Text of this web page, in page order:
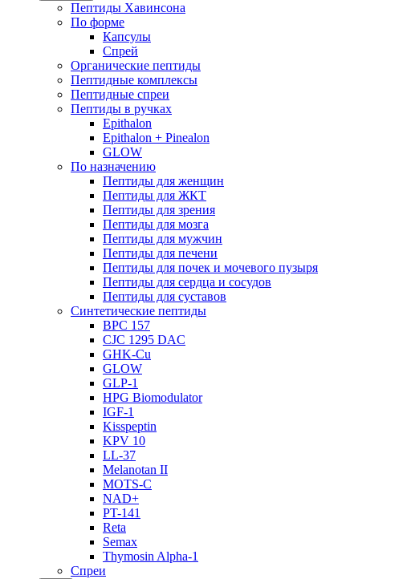
Пептиды Хавинсона
По форме
Капсулы
Спрей
Органические пептиды
Пептидные комплексы
Пептидные спреи
Пептиды в ручках
Epithalon
Epithalon + Pinealon
GLOW
По назначению
Пептиды для женщин
Пептиды для ЖКТ
Пептиды для зрения
Пептиды для мозга
Пептиды для мужчин
Пептиды для печени
Пептиды для почек и мочевого пузыря
Пептиды для сердца и сосудов
Пептиды для суставов
Синтетические пептиды
BPC 157
CJC 1295 DAC
GHK-Cu
GLOW
GLP-1
HPG Biomodulator
IGF-1
Kisspeptin
KPV 10
LL-37
Melanotan II
MOTS-C
NAD+
PT-141
Reta
Semax
Thymosin Alpha-1
Спреи